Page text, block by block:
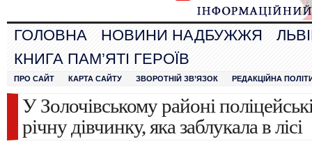
ГОЛОВНА НОВИНИ НАДБУЖЖЯ
КНИГА ПАМ’ЯТІ ГЕРОЇВ
ПРО САЙТ КАРТА САЙТУ ЗВОРОТНІЙ ЗВ’ЯЗОК РЕДАКЦІЙНА
У Золочівському районі
річну дівчинку, яка заблукала в лісі